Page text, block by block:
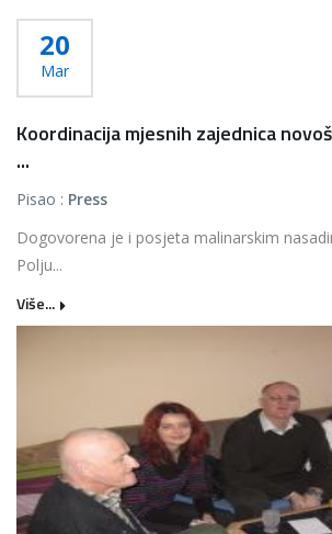
20
Mar
Koordinacija mjesnih zajednica
...
Pisao : Press
Dogovorena je i posjeta malinarskim
Polju...
Više...